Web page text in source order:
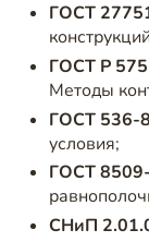
ГОСТ
ГОСТ Р
Методы
ГОСТ 536-
условия;
ГОСТ
СНиП